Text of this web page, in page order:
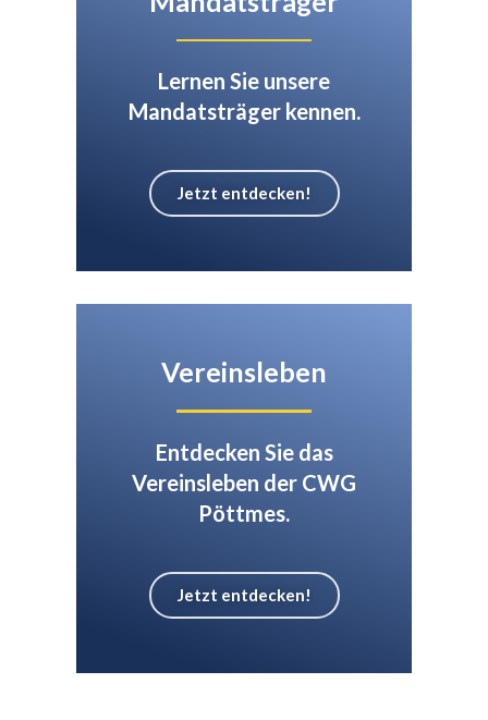
Lernen Sie unsere
Mandatsträger kennen.
Jetzt entdecken!
Vereinsleben
Entdecken Sie das
Vereinsleben der CWG
Pöttmes.
Jetzt entdecken!